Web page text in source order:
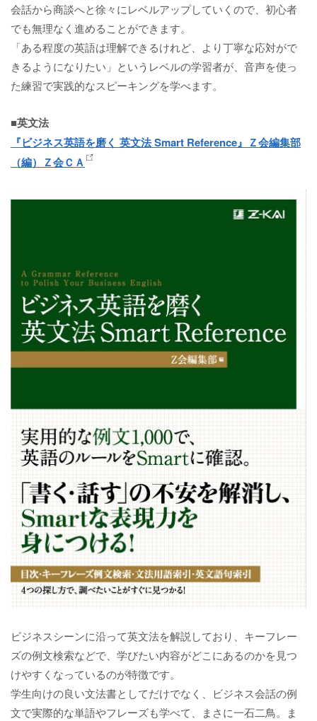
会話から商談へと徐々にレベルアップしていくので、初心者
でも無理なく進めることができます。
「ある程度の英語は理解できるけれど、より丁寧な応対がで
きるようになりたい」というレベルの学習者が、音声を使っ
た練習で実践的なスピーキングを学べます。
■英文法
『ビジネス英語を磨く 英文法 Smart Reference』Ｚ会編集部
（編）Ｚ会ＣＡ
ビジネスシーンに沿って英文法を解説しており、キーフレー
ズの例文検索などで、学びたい内容がどこにあるのかを見つ
けやすくなっているのが特徴です。
学生向けの良い文法書としてだけでなく、ビジネス会話の例
文で実際的な単語やフレーズも学べて、まさに一石二鳥。ま